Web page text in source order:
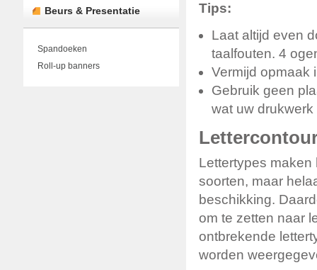
Beurs & Presentatie
Spandoeken
Roll-up banners
Tips:
Laat altijd even
taalfouten. 4
Vermijd opmaak
Gebruik geen
wat uw
Lettertypes
soorten, maar
beschikking.
om te zetten naar
ontbrekende
worden